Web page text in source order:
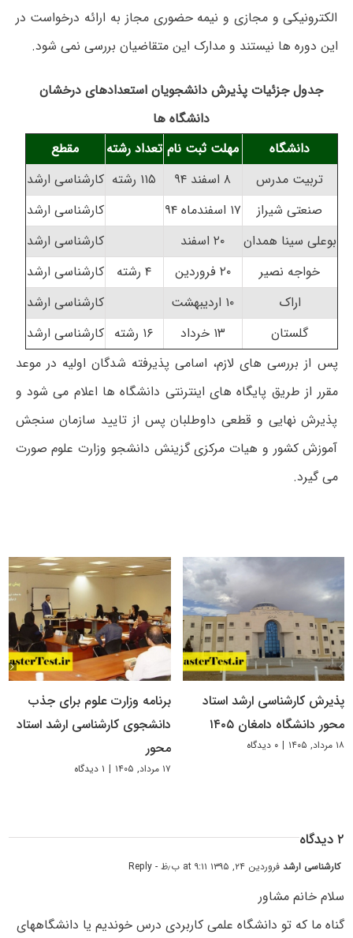
الکترونیکی و مجازی و نیمه حضوری مجاز به ارائه درخواست در
این دوره ها نیستند و مدارک این متقاضیان بررسی نمی شود.
جدول جزئیات پذیرش دانشجویان استعدادهای درخشان
دانشگاه ها
دانشگاه
مهلت ثبت نام تعداد رشته
مقطع
تربیت مدرس
۸ اسفند ۹۴ ۱۱۵ رشته
کارشناسی ارشد
صنعتی شیراز
۱۷ اسفندماه ۹۴
کارشناسی ارشد
بوعلی سینا همدان
۲۰ اسفند
کارشناسی ارشد
خواجه نصیر
۲۰ فروردین ۴ رشته
کارشناسی ارشد
اراک
۱۰ اردیبهشت
کارشناسی ارشد
گلستان
۱۳ خرداد ۱۶ رشته
کارشناسی ارشد
پس از بررسی های لازم، اسامی پذیرفته شدگان اولیه در موعد
مقرر از طریق پایگاه های اینترنتی دانشگاه ها اعلام می شود و
پذیرش نهایی و قطعی داوطلبان پس از تایید سازمان سنجش
آموزش کشور و هیات مرکزی گزینش دانشجو وزارت علوم صورت
می گیرد.
پذیرش کارشناسی ارشد استاد
محور دانشگاه دامغان ۱۴۰۵
۱۸ مرداد, ۱۴۰۵ | ۰ دیدگاه
برنامه وزارت علوم برای جذب
دانشجوی کارشناسی ارشد استاد
محور
۱۷ مرداد, ۱۴۰۵ | ۱ دیدگاه
۲ دیدگاه
کارشناسی ارشدفروردین ۲۴, ۱۳۹۵ at ۹:۱۱ ب٫ظ - Reply
سلام خانم مشاور
گناه ما که تو دانشگاه علمی کاربردی درس خوندیم یا دانشگاههای